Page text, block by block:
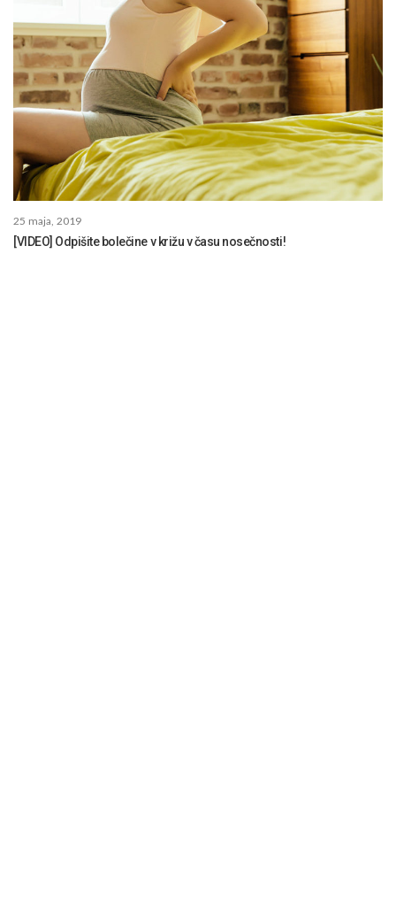
25 maja, 2019
[VIDEO] Odpišite bolečine v križu v času nosečnosti!